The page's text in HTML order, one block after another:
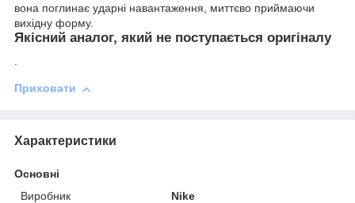
вона поглинає ударні навантаження, миттєво приймаючи
вихідну форму.
Якісний аналог, який не поступається оригіналу
.
Приховати
Характеристики
Основні
Виробник
Nike